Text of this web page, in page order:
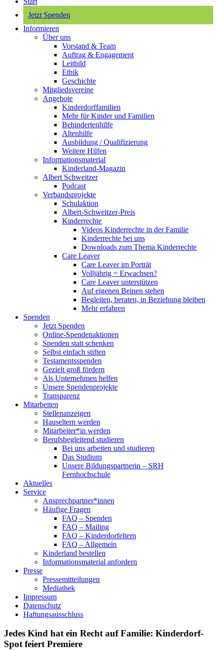
Jetzt Spenden
Informieren
Über uns
Vorstand & Team
Auftrag & Engagement
Leitbild
Ethik
Geschichte
Mitgliedsvereine
Angebote
Kinderdorffamilien
Mehr für Kinder und Familien
Behindertenhilfe
Altenhilfe
Ausbildung / Qualifizierung
Weitere Hilfen
Informationsmaterial
Kinderland-Magazin
Albert Schweitzer
Podcast
Verbandsprojekte
Schulaktion
Albert-Schweitzer-Preis
Kinderrechte
Videos Kinderrechte in der Familie
Kinderrechte bei uns
Downloads zum Thema Kinderrechte
Care Leaver
Care Leaver im Porträt
Volljährig = Erwachsen?
Care Leaver unterstützen
Auf eigenen Beinen stehen
Begleiten, beraten, in Beziehung bleiben
Mehr erfahren
Spenden
Jetzt Spenden
Online-Spendenaktionen
Spenden statt schenken
Selbst einfach stiften
Testamentsspenden
Gezielt groß fördern
Als Unternehmen helfen
Unsere Spendenprojekte
Transparenz
Mitarbeiten
Stellenanzeigen
Hauseltern werden
Mitarbeiter*in werden
Berufsbegleitend studieren
Bei uns arbeiten und studieren
Das Studium
Unsere Bildungspartnerin – SRH
Fernhochschule
Aktuelles
Service
Ansprechpartner*innen
Häufige Fragen
FAQ – Spenden
FAQ – Mailing
FAQ – Kinderdorfeltern
FAQ – Allgemein
Kinderland bestellen
Informationsmaterial anfordern
Presse
Pressemitteilungen
Mediathek
Impressum
Datenschutz
Haftungsausschluss
Jedes Kind hat ein Recht auf Familie: Kinderdorf-
Spot feiert Premiere